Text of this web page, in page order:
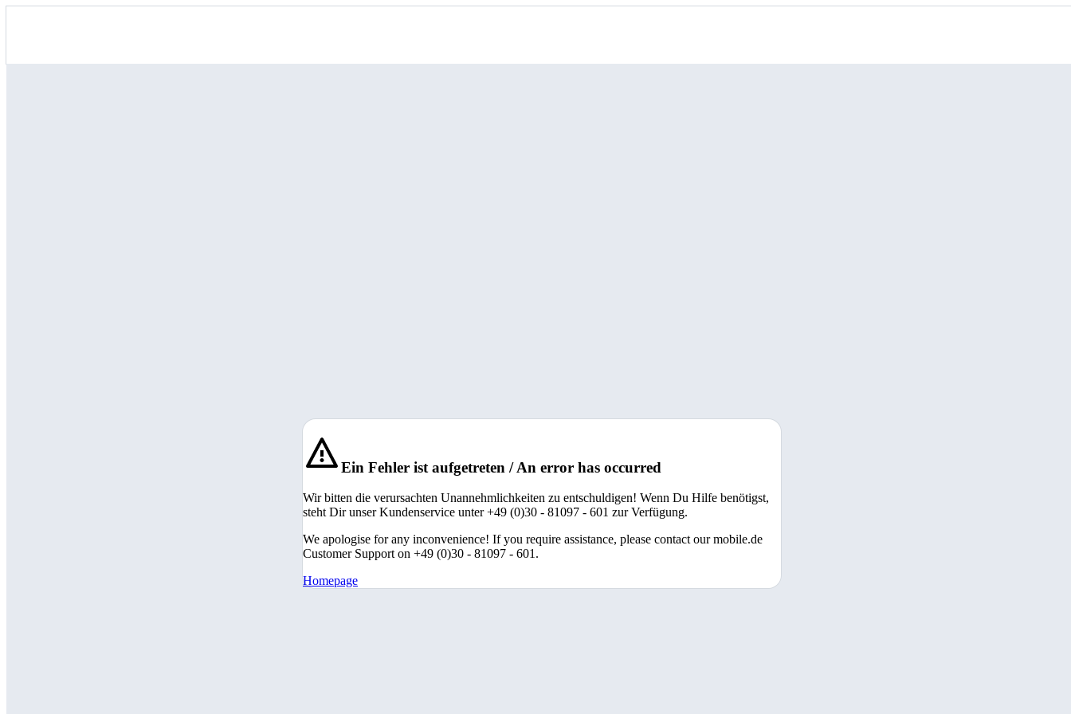
Ein Fehler ist aufgetreten / An error has occurred
Wir bitten die verursachten Unannehmlichkeiten zu entschuldigen! Wenn Du Hilfe benötigst,
steht Dir unser Kundenservice unter +49 (0)30 - 81097 - 601 zur Verfügung.
We apologise for any inconvenience! If you require assistance, please contact our mobile.de
Customer Support on +49 (0)30 - 81097 - 601.
Homepage